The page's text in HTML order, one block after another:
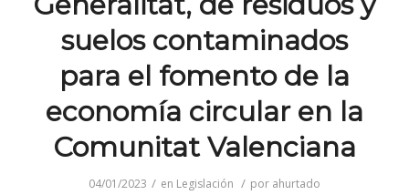
suelos contaminados
para el fomento de la
economía circular en la
Comunitat Valenciana
04/01/2023 / en Legislación / por ahurtado